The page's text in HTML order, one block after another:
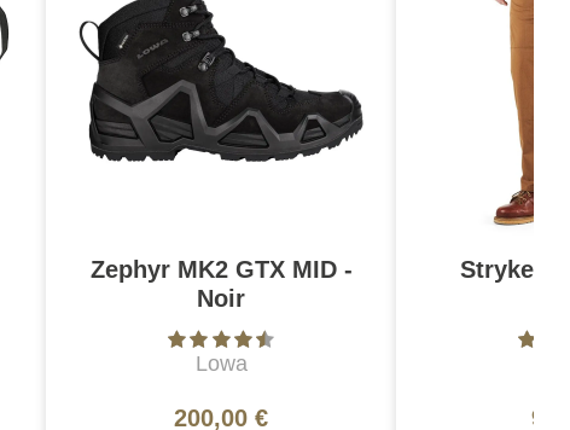
Zephyr MK2 GTX MID -
Noir
Lowa
200,00 €
Stryke